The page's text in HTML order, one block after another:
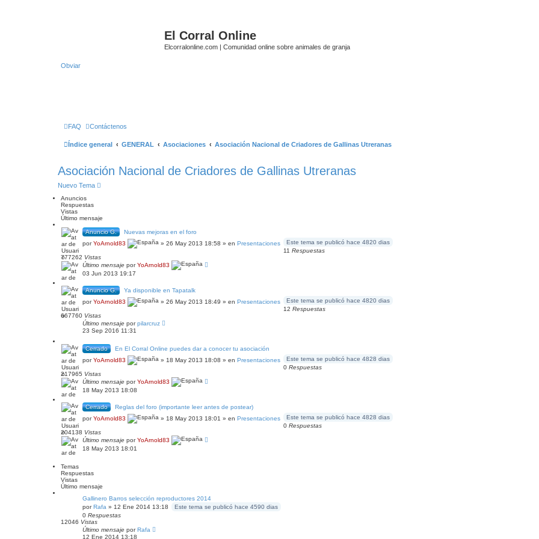
El Corral Online
Elcorralonline.com | Comunidad online sobre animales de granja
Obviar
FAQ Contáctenos
Índice general GENERAL Asociaciones Asociación Nacional de Criadores de Gallinas Utreranas
Asociación Nacional de Criadores de Gallinas Utreranas
Nuevo Tema
Anuncios
Respuestas
Vistas
Último mensaje
Anuncio G.
Nuevas mejoras en el foro
porYoArnold83 » 26 May 2013 18:58 » en Presentaciones
Este tema se publicó hace 4820 dias
11 Respuestas
777262 Vistas
Último mensaje porYoArnold83
03 Jun 2013 19:17
Anuncio G.
Ya disponible en Tapatalk
porYoArnold83 » 26 May 2013 18:49 » en Presentaciones
Este tema se publicó hace 4820 dias
12 Respuestas
667760 Vistas
Último mensaje porpilarcruz
23 Sep 2016 11:31
Cerrado
En El Corral Online puedes dar a conocer tu asociación
porYoArnold83 » 18 May 2013 18:08 » en Presentaciones
Este tema se publicó hace 4828 dias
0 Respuestas
217965 Vistas
Último mensaje porYoArnold83
18 May 2013 18:08
Cerrado
Reglas del foro (importante leer antes de postear)
porYoArnold83 » 18 May 2013 18:01 » en Presentaciones
Este tema se publicó hace 4828 dias
0 Respuestas
204138 Vistas
Último mensaje porYoArnold83
18 May 2013 18:01
Temas
Respuestas
Vistas
Último mensaje
Gallinero Barros selección reproductores 2014
porRafa » 12 Ene 2014 13:18
Este tema se publicó hace 4590 dias
0 Respuestas
12046 Vistas
Último mensaje porRafa
12 Ene 2014 13:18